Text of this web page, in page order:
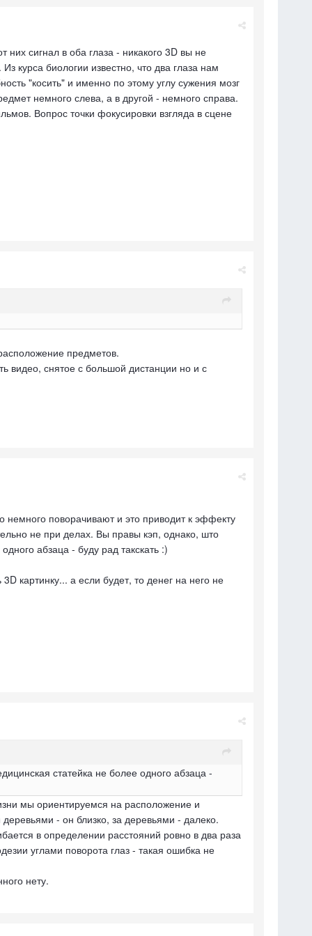
сигнал в оба глаза - никакого 3D вы не
курса биологии известно, что два глаза нам
"косить" и именно по этому углу сужения мозг
немного слева, а в другой - немного справа.
Вопрос точки фокусировки взгляда в сцене
предметов.
видео, снятое с большой дистанции но и с
поворачивают и это приводит к эффекту
не при делах. Вы правы кэп, однако, што
абзаца - буду рад такскать :)
картинку... а если будет, то денег на него не
статейка не более одного абзаца -
мы ориентируемся на расположение и
- он близко, за деревьями - далеко.
в определении расстояний ровно в два раза
углами поворота глаз - такая ошибка не
нету.